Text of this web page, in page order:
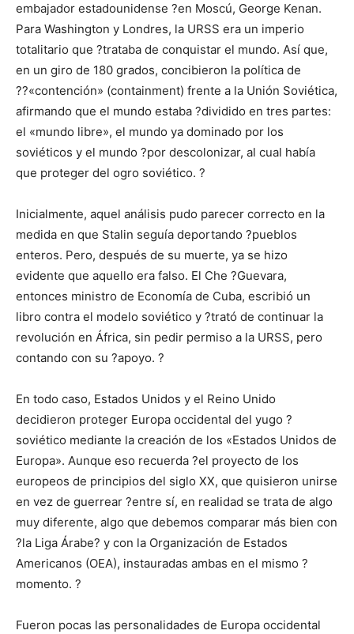
embajador estadounidense ?en Moscú, George Kenan.
Para Washington y Londres, la URSS era un imperio
totalitario que ?trataba de conquistar el mundo. Así que,
en un giro de 180 grados, concibieron la política de
??«contención» (containment) frente a la Unión Soviética,
afirmando que el mundo estaba ?dividido en tres partes:
el «mundo libre», el mundo ya dominado por los
soviéticos y el mundo ?por descolonizar, al cual había
que proteger del ogro soviético. ?
Inicialmente, aquel análisis pudo parecer correcto en la
medida en que Stalin seguía deportando ?pueblos
enteros. Pero, después de su muerte, ya se hizo
evidente que aquello era falso. El Che ?Guevara,
entonces ministro de Economía de Cuba, escribió un
libro contra el modelo soviético y ?trató de continuar la
revolución en África, sin pedir permiso a la URSS, pero
contando con su ?apoyo. ?
En todo caso, Estados Unidos y el Reino Unido
decidieron proteger Europa occidental del yugo ?
soviético mediante la creación de los «Estados Unidos de
Europa». Aunque eso recuerda ?el proyecto de los
europeos de principios del siglo XX, que quisieron unirse
en vez de guerrear ?entre sí, en realidad se trata de algo
muy diferente, algo que debemos comparar más bien con
?la Liga Árabe? y con la Organización de Estados
Americanos (OEA), instauradas ambas en el mismo ?
momento. ?
Fueron pocas las personalidades de Europa occidental